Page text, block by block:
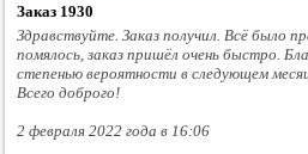
Заказ 1930
Здравствуйте. Заказ получил. Всё было
помялось, заказ пришёл очень быстро.
степенью вероятности в следующем
Всего доброго!
2 февраля 2022 года в 16:06